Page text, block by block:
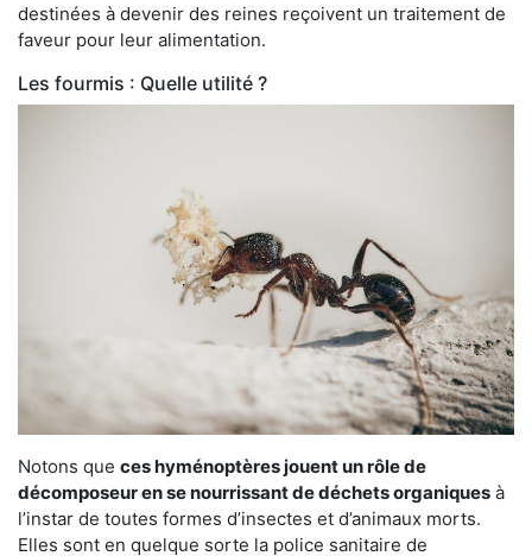
destinées à devenir des reines reçoivent un traitement de
faveur pour leur alimentation.
Les fourmis : Quelle utilité ?
Notons que ces hyménoptères jouent un rôle de
décomposeur en se nourrissant de déchets organiques à
l’instar de toutes formes d’insectes et d’animaux morts.
Elles sont en quelque sorte la police sanitaire de